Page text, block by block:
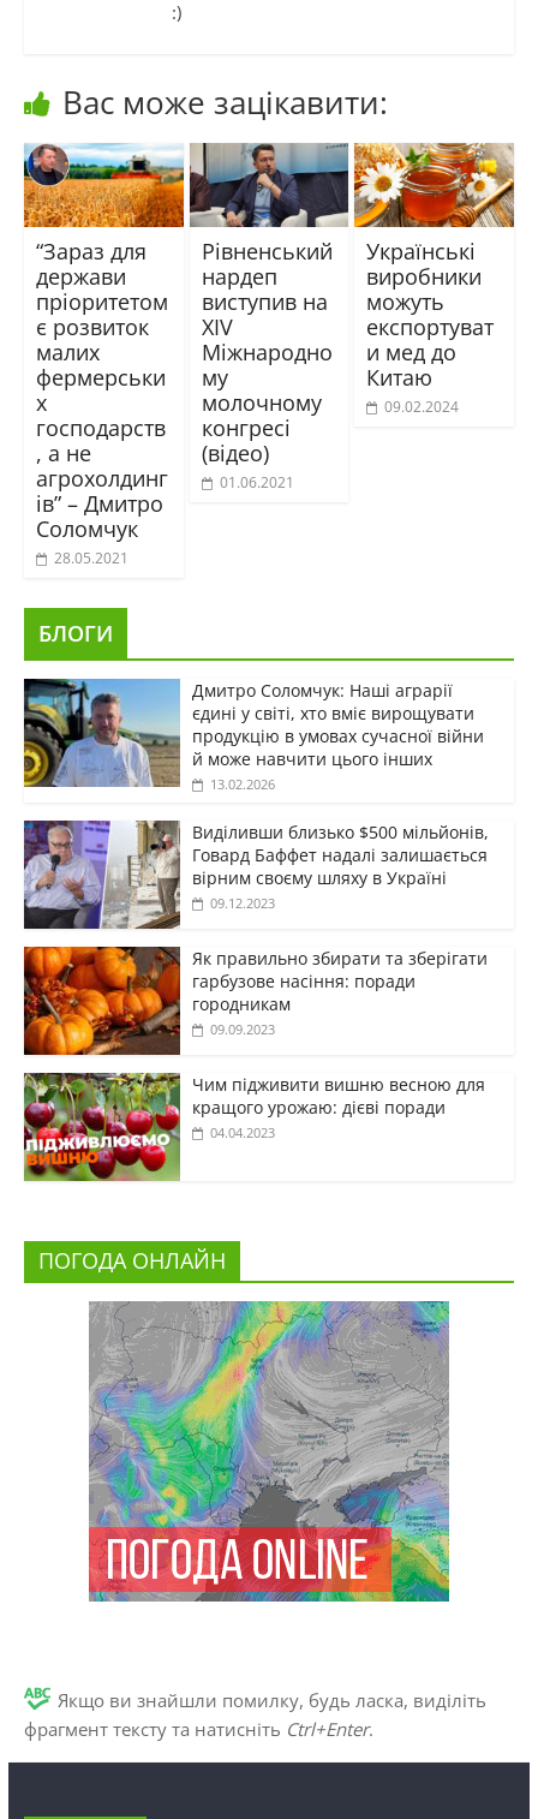
:)
Вас може зацікавити:
“Зараз для
держави
пріоритетом
є розвиток
малих
фермерськи
х
господарств
, а не
агрохолдинг
ів” – Дмитро
Соломчук
28.05.2021
Рівненський
нардеп
виступив на
XIV
Міжнародно
му
молочному
конгресі
(відео)
01.06.2021
Українські
виробники
можуть
експортуват
и мед до
Китаю
09.02.2024
БЛОГИ
Дмитро Соломчук: Наші аграрії
єдині у світі, хто вміє вирощувати
продукцію в умовах сучасної війни
й може навчити цього інших
13.02.2026
Виділивши близько $500 мільйонів,
Говард Баффет надалі залишається
вірним своєму шляху в Україні
09.12.2023
Як правильно збирати та зберігати
гарбузове насіння: поради
городникам
09.09.2023
Чим підживити вишню весною для
кращого урожаю: дієві поради
04.04.2023
ПОГОДА ОНЛАЙН
Якщо ви знайшли помилку, будь ласка, виділіть
фрагмент тексту та натисніть Ctrl+Enter.